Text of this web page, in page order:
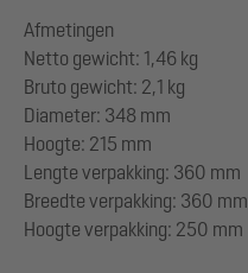
Afmetingen
Netto gewicht: 1,46 kg
Bruto gewicht: 2,1 kg
Diameter: 348 mm
Hoogte: 215 mm
Lengte verpakking: 360 mm
Breedte verpakking: 360 mm
Hoogte verpakking: 250 mm